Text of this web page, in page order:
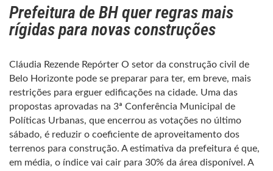
Prefeitura de BH quer regras mais
rígidas para novas construções
Cláudia Rezende Repórter O setor da construção civil de
Belo Horizonte pode se preparar para ter, em breve, mais
restrições para erguer edificações na cidade. Uma das
propostas aprovadas na 3ª Conferência Municipal de
Políticas Urbanas, que encerrou as votações no último
sábado, é reduzir o coeficiente de aproveitamento dos
terrenos para construção. A estimativa da prefeitura é que,
em média, o índice vai cair para 30% da área disponível. A